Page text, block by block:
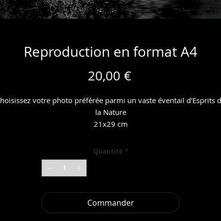
Reproduction en format A4
20,00 €Prix
votre photo préférée parmi un vaste éventail d'Esprits
la Nature
21x29 cm
Quantité *
Commander